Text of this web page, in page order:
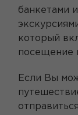
банкетами
который
посещение
Если Вы